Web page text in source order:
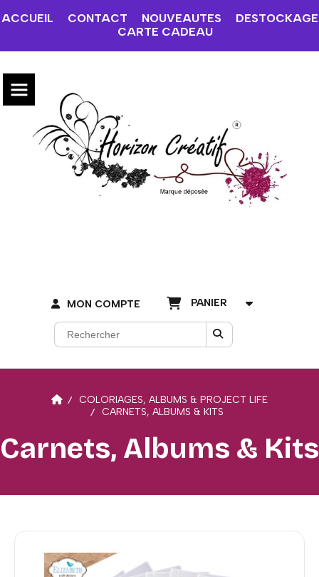
ACCUEIL CONTACT NOUVEAUTES
DESTOCKAGE
CARTE CADEAU
MON COMPTE PANIER
COLORIAGES, ALBUMS & PROJECT LIFE
CARNETS, ALBUMS & KITS
Carnets, Albums & Kits